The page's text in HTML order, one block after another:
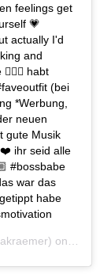
feelings get
💗
actually I'd
and
habt
(bei
*Werbung,
neuen
gute Musik
❤️ ihr seid alle
#bossbabe
war das
habe
on